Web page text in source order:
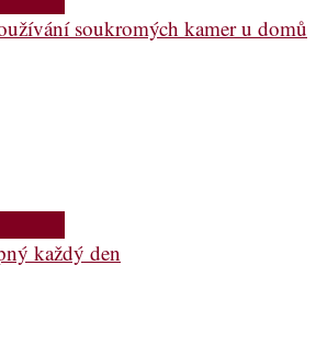
soukromých kamer u domů
každý den